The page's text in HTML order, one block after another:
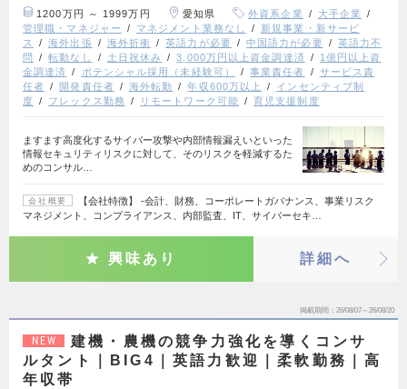
1200万円 ～ 1999万円 愛知県 外資系企業
大手企業
管理職・マネジャー
マネジメント業務なし
新規事業・新サービ
ス
海外出張 海外折衝 英語力が必要 中国語力が必要
英語力不
問
転勤なし 土日祝休み 3,000万円以上資金調達済
1億円以上資
金調達済
ポテンシャル採用（未経験可） 事業責任者
サービス責
任者
開発責任者 海外転勤 年収600万以上
インセンティブ制
度
フレックス勤務 リモートワーク可能 育児支援制度
ますます高度化するサイバー攻撃や内部情報漏えいといった
情報セキュリティリスクに対して、そのリスクを軽減するた
めのコンサル…
会社概要
【会社特徴】 ‐会計、財務、コーポレートガバナンス、事業リスク
マネジメント、コンプライアンス、内部監査、IT、サイバーセキ…
興味あり 詳細へ
掲載期間 26/08/07～26/08/20
NEW
建機・農機の競争力強化を導くコンサ
ルタント｜BIG4｜英語力歓迎｜柔軟勤務｜高
年収帯